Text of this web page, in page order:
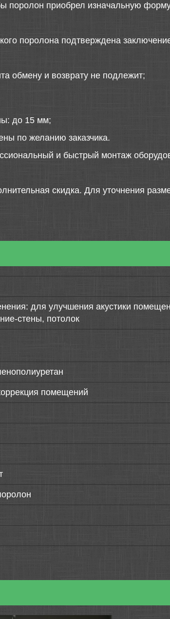
поролон приобрел изначальную
поролона подтверждена
обмену и возврату не подлежит;
до 15 мм;
по желанию заказчика.
и быстрый монтаж
скидка. Для уточнения
для улучшения акустики
стены, потолок
помещений